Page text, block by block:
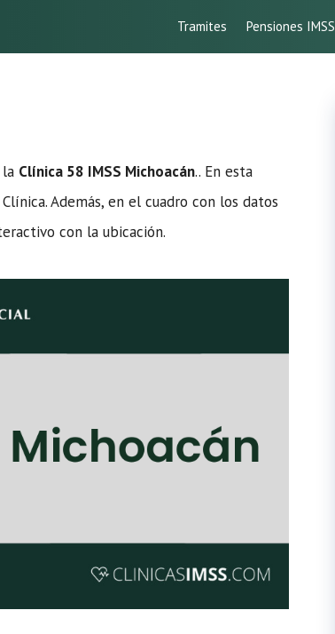
Tramites Pensiones IMSS
Clínica 58 IMSS Michoacán.. En esta
Además, en el cuadro con los datos
con la ubicación.